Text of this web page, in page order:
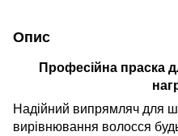
Опис
Професійна праска
Надійний випрямляч для
вирівнювання волосся